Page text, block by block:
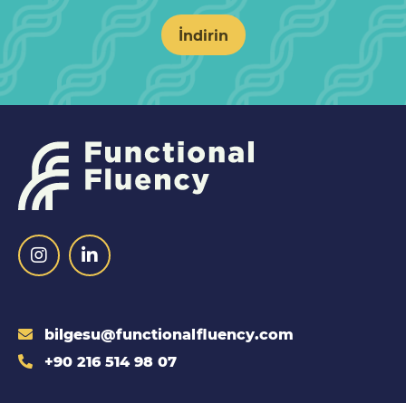
İndirin
bilgesu@functionalfluency.com
+90 216 514 98 07